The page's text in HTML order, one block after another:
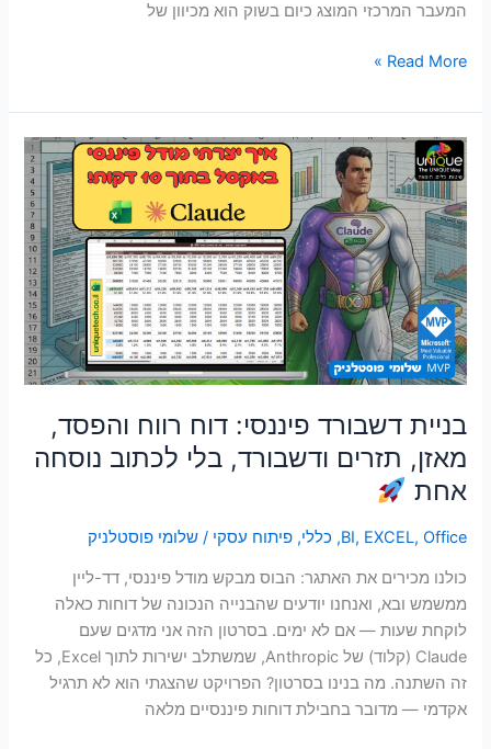
המעבר המרכזי המוצג כיום בשוק הוא מכיוון של
Read More »
בניית דשבורד פיננסי: דוח רווח והפסד,
מאזן, תזרים ודשבורד, בלי לכתוב נוסחה
אחת
BI, EXCEL, Office
, כללי,פיתוח עסקי /שלומי פוסטלניק
כולנו מכירים את האתגר: הבוס מבקש מודל פיננסי, דד-ליין
ממשמש ובא, ואנחנו יודעים שהבנייה הנכונה של דוחות כאלה
לוקחת שעות — אם לא ימים. בסרטון הזה אני מדגים שעם
Claude (קלוד) של Anthropic, שמשתלב ישירות לתוך Excel, כל
זה השתנה. מה בנינו בסרטון? הפרויקט שהצגתי הוא לא תרגיל
אקדמי — מדובר בחבילת דוחות פיננסיים מלאה
בניית
דשבורד
פיננסי:
דוח
רווח
והפסד,
מאזן,
תזרים
ודשבורד,
בלי
נוסחה
אחת